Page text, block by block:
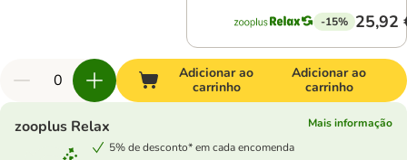
-15% 25,92
Adicionar ao
carrinho
Adicionar ao
carrinho
zooplus Relax
Mais informação
5% de desconto* em cada encomenda